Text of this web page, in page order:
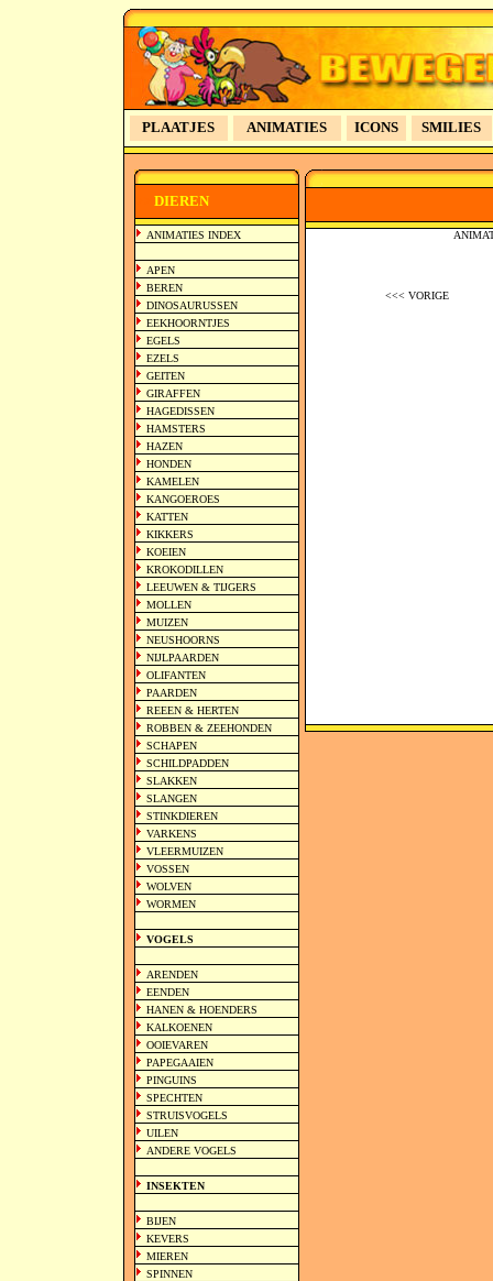
PLAATJES ANIMATIES ICONS SMILIES
DIEREN
ANIMATIES INDEX
APEN
BEREN
DINOSAURUSSEN
EEKHOORNTJES
EGELS
EZELS
GEITEN
GIRAFFEN
HAGEDISSEN
HAMSTERS
HAZEN
HONDEN
KAMELEN
KANGOEROES
KATTEN
KIKKERS
KOEIEN
KROKODILLEN
LEEUWEN & TIJGERS
MOLLEN
MUIZEN
NEUSHOORNS
NIJLPAARDEN
OLIFANTEN
PAARDEN
REEEN & HERTEN
ROBBEN & ZEEHONDEN
SCHAPEN
SCHILDPADDEN
SLAKKEN
SLANGEN
STINKDIEREN
VARKENS
VLEERMUIZEN
VOSSEN
WOLVEN
WORMEN
VOGELS
ARENDEN
EENDEN
HANEN & HOENDERS
KALKOENEN
OOIEVAREN
PAPEGAAIEN
PINGUINS
SPECHTEN
STRUISVOGELS
UILEN
ANDERE VOGELS
INSEKTEN
BIJEN
KEVERS
MIEREN
SPINNEN
<<< VORIGE